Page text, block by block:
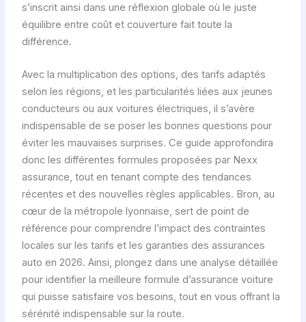
s’inscrit ainsi dans une réflexion globale où le juste
équilibre entre coût et couverture fait toute la
différence.
Avec la multiplication des options, des tarifs adaptés
selon les régions, et les particularités liées aux jeunes
conducteurs ou aux voitures électriques, il s’avère
indispensable de se poser les bonnes questions pour
éviter les mauvaises surprises. Ce guide approfondira
donc les différentes formules proposées par Nexx
assurance, tout en tenant compte des tendances
récentes et des nouvelles règles applicables. Bron, au
cœur de la métropole lyonnaise, sert de point de
référence pour comprendre l’impact des contraintes
locales sur les tarifs et les garanties des assurances
auto en 2026. Ainsi, plongez dans une analyse détaillée
pour identifier la meilleure formule d’assurance voiture
qui puisse satisfaire vos besoins, tout en vous offrant la
sérénité indispensable sur la route.